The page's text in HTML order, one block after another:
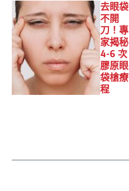
去眼袋
不開
刀！專
家揭秘
4-6 次
膠原眼
袋槍療
程